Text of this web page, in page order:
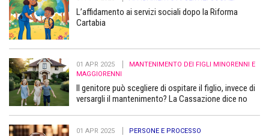
L’affidamento ai servizi sociali dopo la Riforma
Cartabia
01 APR 2025
MANTENIMENTO DEI FIGLI MINORENNI E
MAGGIORENNI
Il genitore può scegliere di ospitare il figlio, invece di
versargli il mantenimento? La Cassazione dice no
01 APR 2025 PERSONE E PROCESSO